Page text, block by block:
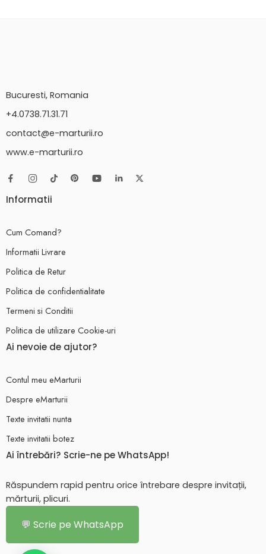
Bucuresti, Romania
+4.0738.71.31.71
contact@e-marturii.ro
www.e-marturii.ro
Informatii
Cum Comand?
Informatii Livrare
Politica de Retur
Politica de confidentialitate
Termeni si Conditii
Politica de utilizare Cookie-uri
Ai nevoie de ajutor?
Contul meu eMarturii
Despre eMarturii
Texte invitatii nunta
Texte invitatii botez
Ai întrebări? Scrie-ne pe WhatsApp!
Răspundem rapid pentru orice întrebare despre invitații,
mărturii, plicuri.
💬 Scrie pe WhatsApp